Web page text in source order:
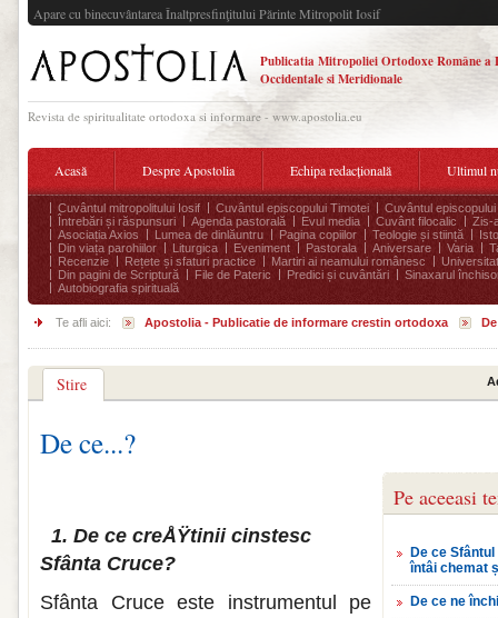
Apare cu binecuvântarea Înaltpresfinţitului Părinte Mitropolit Iosif
Publicatia Mitropoliei Ortodoxe Române a
Occidentale si Meridionale
Revista de spiritualitate ortodoxa si informare - www.apostolia.eu
Acasă Despre Apostolia Echipa redacțională Ultimul
Cuvântul mitropolitului Iosif Cuvântul episcopului Timotei
Cuvântul episcopului
Întrebări și răspunsuri
Agenda pastorală Evul media Cuvânt filocalic
Zis-
Asociația Axios
Lumea de dinlăuntru Pagina copiilor Teologie și stiință
Din viața parohiilor
Liturgica Eveniment Pastorala Aniversare Varia
Recenzie
Rețete și sfaturi practice Martiri ai neamului românesc
Din pagini de Scriptură
File de Pateric Predici și cuvântări
Sinaxarul
Autobiografia spirituală
Te afli aici: Apostolia - Publicatie de informare crestin ortodoxa
Stire
De ce...?
Pe aceeasi
De ce
întâi chemat
De ce ne
1. De ce creÅŸtinii cinstesc
Sfânta Cruce?
Sfânta Cruce este instrumentul pe